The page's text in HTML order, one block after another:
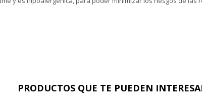
PRODUCTOS QUE TE PUEDEN